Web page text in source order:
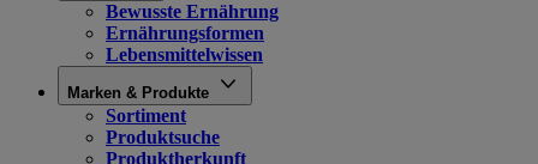
Bewusste Ernährung
Ernährungsformen
Lebensmittelwissen
Marken & Produkte
Sortiment
Produktsuche
Produktherkunft